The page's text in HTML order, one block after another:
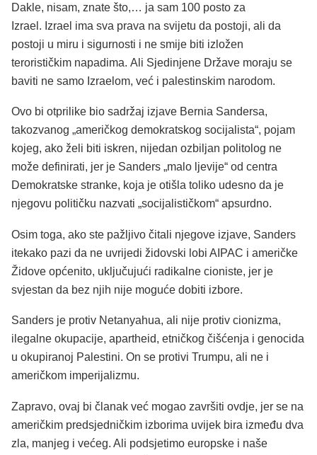
Dakle, nisam, znate što,… ja sam 100 posto za
Izrael. Izrael ima sva prava na svijetu da postoji, ali da
postoji u miru i sigurnosti i ne smije biti izložen
terorističkim napadima. Ali Sjedinjene Države moraju se
baviti ne samo Izraelom, već i palestinskim narodom.
Ovo bi otprilike bio sadržaj izjave Bernia Sandersa,
takozvanog „američkog demokratskog socijalista“, pojam
kojeg, ako želi biti iskren, nijedan ozbiljan politolog ne
može definirati, jer je Sanders „malo ljevije“ od centra
Demokratske stranke, koja je otišla toliko udesno da je
njegovu političku nazvati „socijalističkom“ apsurdno.
Osim toga, ako ste pažljivo čitali njegove izjave, Sanders
itekako pazi da ne uvrijedi židovski lobi AIPAC i američke
Židove općenito, uključujući radikalne cioniste, jer je
svjestan da bez njih nije moguće dobiti izbore.
Sanders je protiv Netanyahua, ali nije protiv cionizma,
ilegalne okupacije, apartheid, etničkog čišćenja i genocida
u okupiranoj Palestini. On se protivi Trumpu, ali ne i
američkom imperijalizmu.
Zapravo, ovaj bi članak već mogao završiti ovdje, jer se na
američkim predsjedničkim izborima uvijek bira između dva
zla, manjeg i većeg. Ali podsjetimo europske i naše